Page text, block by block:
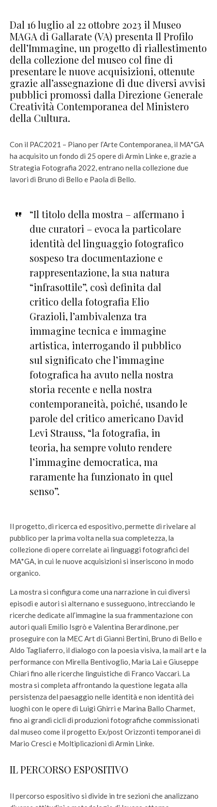
Dal 16 luglio al 22 ottobre 2023 il Museo
MAGA di Gallarate (VA) presenta Il Profilo
dell’Immagine, un progetto di riallestimento
della collezione del museo col fine di
presentare le nuove acquisizioni, ottenute
grazie all’assegnazione di due diversi avvisi
pubblici promossi dalla Direzione Generale
Creatività Contemporanea del Ministero
della Cultura.
Con il PAC2021 – Piano per l’Arte Contemporanea, il MA*GA
ha acquisito un fondo di 25 opere di Armin Linke e, grazie a
Strategia Fotografia 2022, entrano nella collezione due
lavori di Bruno di Bello e Paola di Bello.
“Il titolo della mostra – affermano i
due curatori – evoca la particolare
identità del linguaggio fotografico
sospeso tra documentazione e
rappresentazione, la sua natura
“infrasottile”, così definita dal
critico della fotografia Elio
Grazioli, l’ambivalenza tra
immagine tecnica e immagine
artistica, interrogando il pubblico
sul significato che l’immagine
fotografica ha avuto nella nostra
storia recente e nella nostra
contemporaneità, poiché, usando le
parole del critico americano David
Levi Strauss, “la fotografia, in
teoria, ha sempre voluto rendere
l’immagine democratica, ma
raramente ha funzionato in quel
senso”.
Il progetto, di ricerca ed espositivo, permette di rivelare al
pubblico per la prima volta nella sua completezza, la
collezione di opere correlate ai linguaggi fotografici del
MA*GA, in cui le nuove acquisizioni si inseriscono in modo
organico.
La mostra si configura come una narrazione in cui diversi
episodi e autori si alternano e susseguono, intrecciando le
ricerche dedicate all’immagine la sua frammentazione con
autori quali Emilio Isgrò e Valentina Berardinone, per
proseguire con la MEC Art di Gianni Bertini, Bruno di Bello e
Aldo Tagliaferro, il dialogo con la poesia visiva, la mail art e la
performance con Mirella Bentivoglio, Maria Lai e Giuseppe
Chiari fino alle ricerche linguistiche di Franco Vaccari. La
mostra si completa affrontando la questione legata alla
persistenza del paesaggio nelle identità e non identità dei
luoghi con le opere di Luigi Ghirri e Marina Ballo Charmet,
fino ai grandi cicli di produzioni fotografiche commissionati
dal museo come il progetto Ex/post Orizzonti temporanei di
Mario Cresci e Moltiplicazioni di Armin Linke.
IL PERCORSO ESPOSITIVO
Il percorso espositivo si divide in tre sezioni che analizzano